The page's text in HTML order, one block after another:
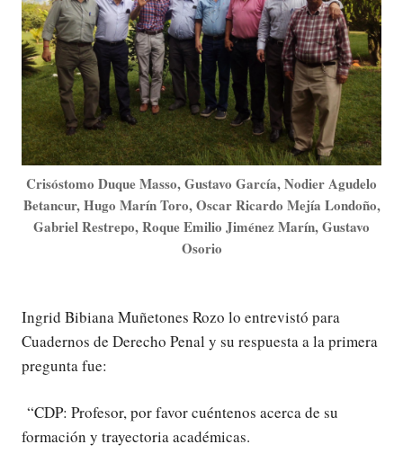
Crisóstomo Duque Masso, Gustavo García, Nodier Agudelo
Betancur, Hugo Marín Toro, Oscar Ricardo Mejía Londoño,
Gabriel Restrepo, Roque Emilio Jiménez Marín, Gustavo
Osorio
Ingrid Bibiana Muñetones Rozo lo entrevistó para
Cuadernos de Derecho Penal y su respuesta a la primera
pregunta fue:
“CDP: Profesor, por favor cuéntenos acerca de su
formación y trayectoria académicas.